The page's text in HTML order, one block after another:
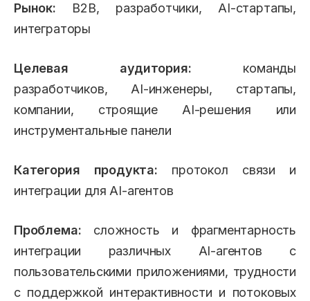
Рынок: B2B, разработчики, AI-стартапы,
интеграторы
Целевая аудитория: команды
разработчиков, AI-инженеры, стартапы,
компании, строящие AI-решения или
инструментальные панели
Категория продукта: протокол связи и
интеграции для AI-агентов
Проблема: сложность и фрагментарность
интеграции различных AI-агентов с
пользовательскими приложениями, трудности
с поддержкой интерактивности и потоковых